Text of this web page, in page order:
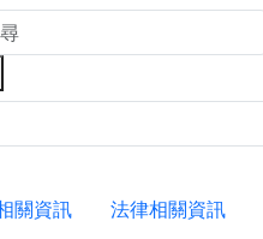
關資訊 法律相關資訊